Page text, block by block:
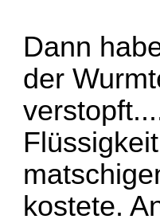
Dann
der
kostete.